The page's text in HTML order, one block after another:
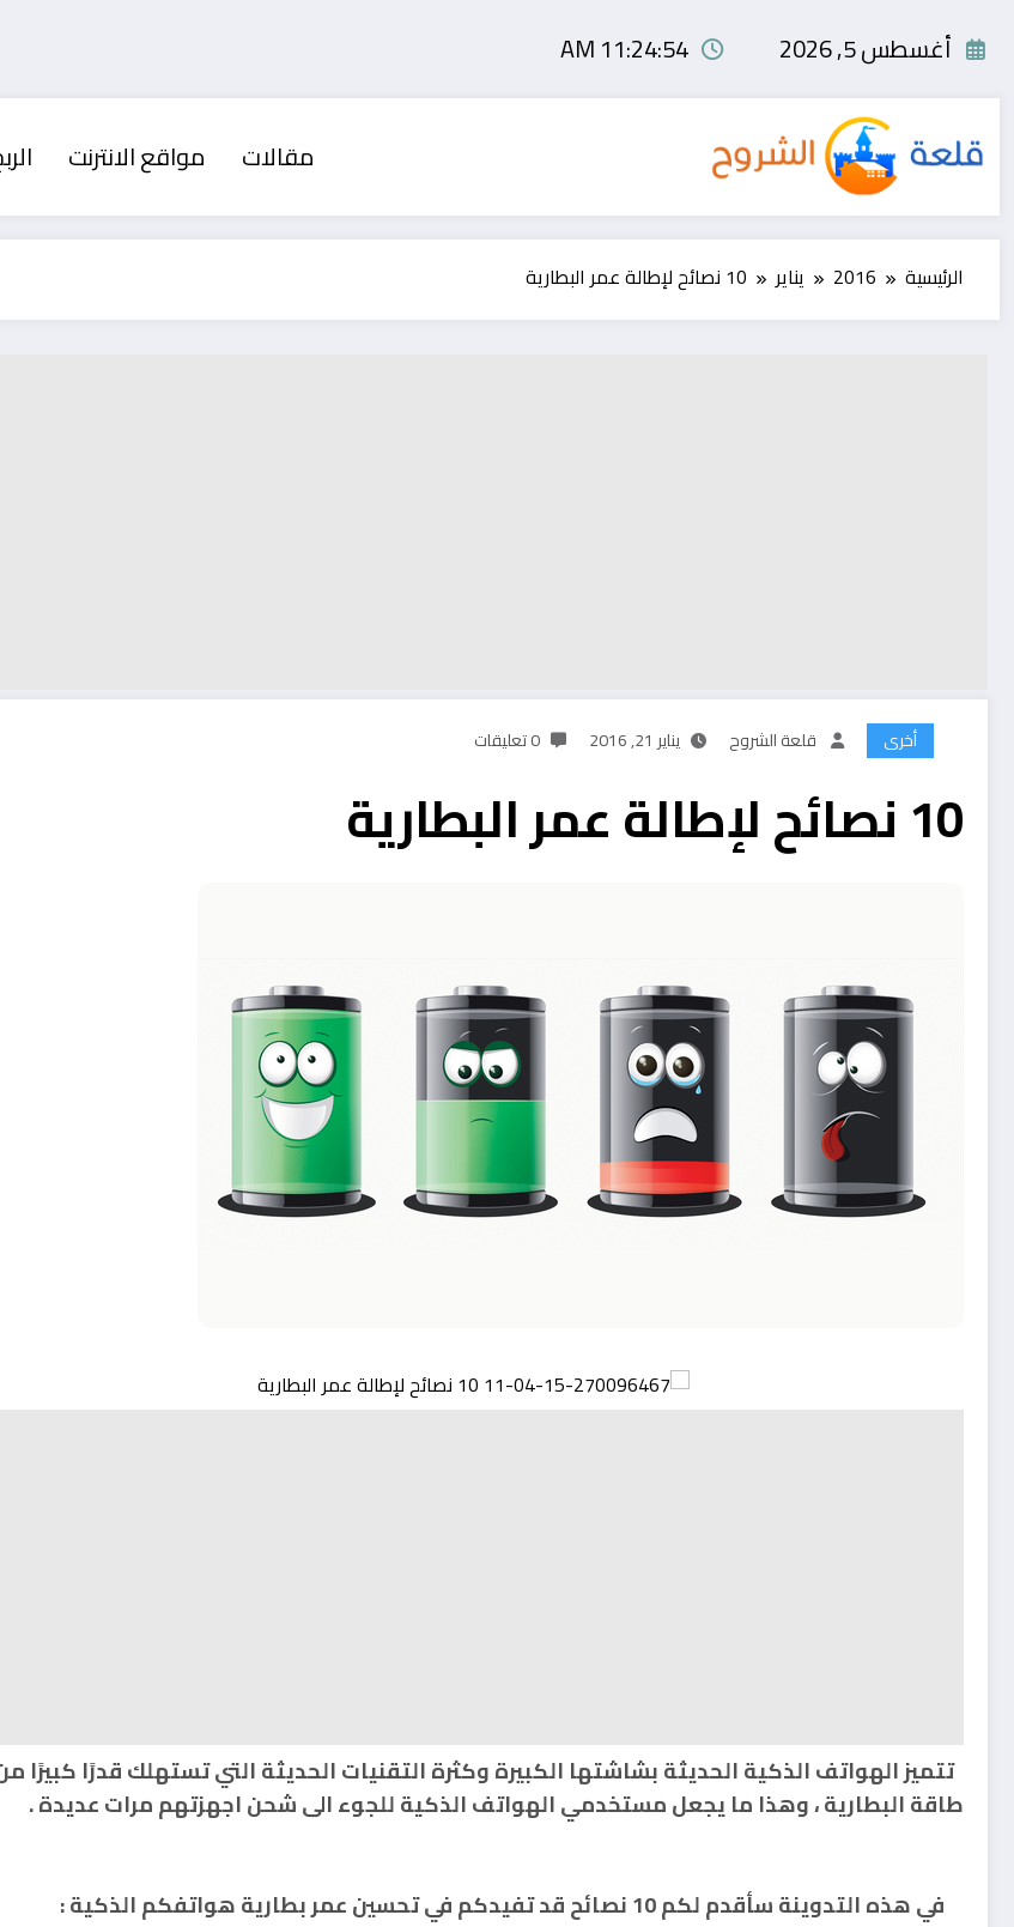
أغسطس 5, 2026 11:24:55 AM
مقالات مواقع الانترنت
الرئيسية 2016 يناير 10 نصائح لإطالة عمر البطارية
أخرى قلعة الشروح يناير 21, 2016 0 تعليقات
10 نصائح لإطالة عمر البطارية
تتميز الهواتف الذكية الحديثة بشاشتها الكبيرة وكثرة التقنيات الحديثة التي تستهلك قدرًا كبيرًا
طاقة البطارية ، وهذا ما يجعل مستخدمي الهواتف الذكية للجوء الى شحن اجهزتهم مرات عديدة .
في هذه التدوينة سأقدم لكم 10 نصائح قد تفيدكم في تحسين عمر بطارية هواتفكم الذكية :